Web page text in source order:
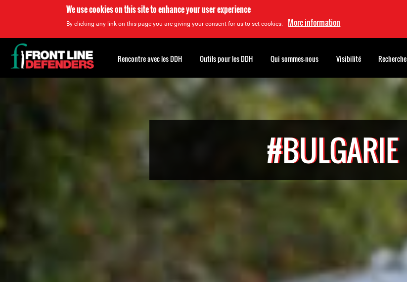
We use cookies on this site to enhance your user experience
By clicking any link on this page you are giving your consent for us to set cookies. More information
#BULGARIE
Back
to
top
Rencontre avec les DDH Outils pour les DDH Qui sommes-nous Visibilité Recherche